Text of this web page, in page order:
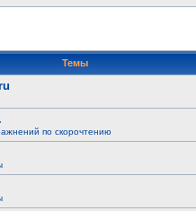
Темы
по скорочтению